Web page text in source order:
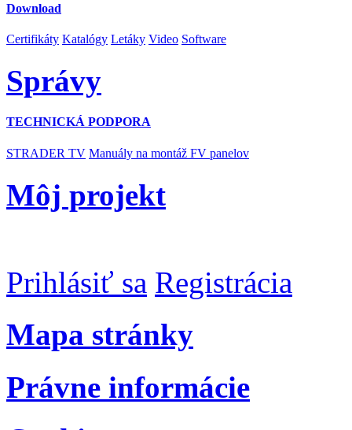
Download
Certifikáty Katalógy Letáky Video Software
Správy
TECHNICKÁ PODPORA
STRADER TV Manuály na montáž FV panelov
Môj projekt
Prihlásiť sa Registrácia
Mapa stránky
Právne informácie